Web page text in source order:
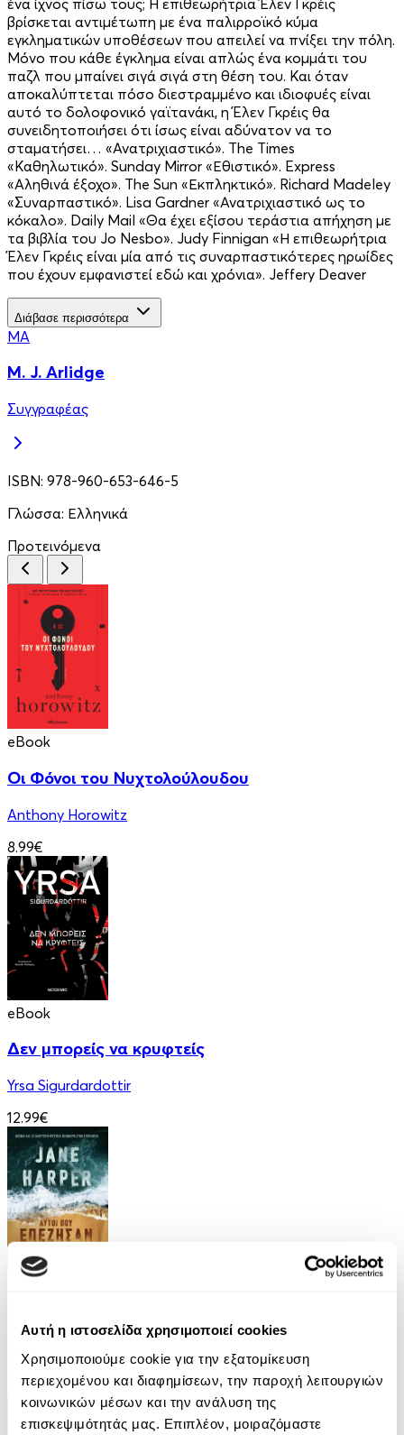
Αυτή η ιστοσελίδα χρησιμοποιεί cookies
Χρησιμοποιούμε cookie για την εξατομίκευση
περιεχομένου και διαφημίσεων, την παροχή λειτουργιών
κοινωνικών μέσων και την ανάλυση της
επισκεψιμότητάς μας. Επιπλέον, μοιραζόμαστε
βρίσκεται αντιμέτωπη με ένα παλιρροϊκό κύμα
εγκληματικών υποθέσεων που απειλεί να πνίξει την πόλη.
Μόνο που κάθε έγκλημα είναι απλώς ένα κομμάτι του
παζλ που μπαίνει σιγά σιγά στη θέση του. Και όταν
αποκαλύπτεται πόσο διεστραμμένο και ιδιοφυές είναι
αυτό το δολοφονικό γαϊτανάκι, η Έλεν Γκρέις θα
συνειδητοποιήσει ότι ίσως είναι αδύνατον να το
σταματήσει… «Ανατριχιαστικό». The Times
«Καθηλωτικό». Sunday Mirror «Εθιστικό». Express
«Αληθινά έξοχο». The Sun «Εκπληκτικό». Richard Madeley
«Συναρπαστικό». Lisa Gardner «Ανατριχιαστικό ως το
κόκαλο». Daily Mail «Θα έχει εξίσου τεράστια απήχηση με
τα βιβλία του Jo Nesbo». Judy Finnigan «Η επιθεωρήτρια
Έλεν Γκρέις είναι μία από τις συναρπαστικότερες ηρωίδες
που έχουν εμφανιστεί εδώ και χρόνια». Jeffery Deaver
Διάβασε περισσότερα
MA
M. J. Arlidge
Συγγραφέας
ISBN: 978-960-653-646-5
Γλώσσα: Ελληνικά
Προτεινόμενα
eBook
Οι Φόνοι του Νυχτολούλουδου
Anthony Horowitz
8.99€
eBook
Δεν μπορείς να κρυφτείς
Yrsa Sigurdardottir
12.99€
Αυτοί που επέζησαν
Jane Harper
10.99€